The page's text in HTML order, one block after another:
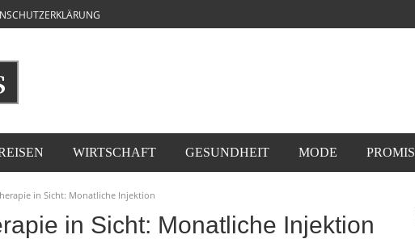
WIRTSCHAFT GESUNDHEIT MODE PROMIS
in Sicht: Monatliche Injektion
in Sicht: Monatliche Injektion